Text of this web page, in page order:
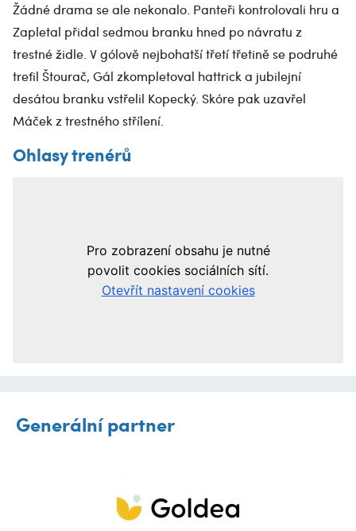
Žádné drama se ale nekonalo. Panteři kontrolovali hru a
Zapletal přidal sedmou branku hned po návratu z
trestné židle. V gólově nejbohatší třetí třetině se podruhé
trefil Štourač, Gál zkompletoval hattrick a jubilejní
desátou branku vstřelil Kopecký. Skóre pak uzavřel
Máček z trestného střílení.
Ohlasy trenérů
Generální partner